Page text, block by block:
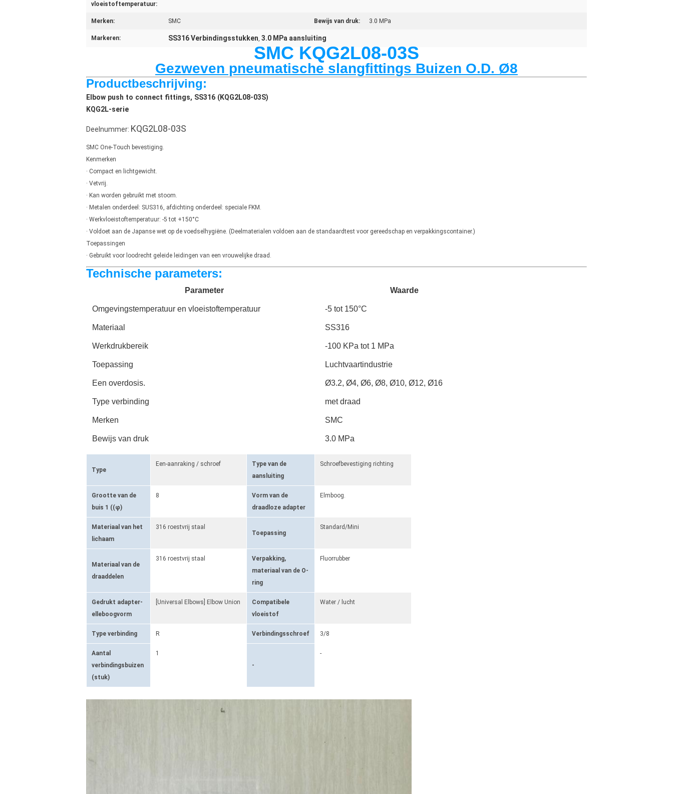
vloeistoftemperatuur:
Merken: SMC Bewijs van druk: 3.0 MPa
Markeren: SS316 Verbindingsstukken, 3.0 MPa aansluiting
SMC KQG2L08-03S
Gezweven pneumatische slangfittings Buizen O.D. Ø8
Productbeschrijving:
Elbow push to connect fittings, SS316 (KQG2L08-03S)
KQG2L-serie
Deelnummer: KQG2L08-03S
SMC One-Touch bevestiging.
Kenmerken
· Compact en lichtgewicht.
· Vetvrij.
· Kan worden gebruikt met stoom.
· Metalen onderdeel: SUS316, afdichting onderdeel: speciale FKM.
· Werkvloeistoftemperatuur: -5 tot +150°C
· Voldoet aan de Japanse wet op de voedselhygiëne. (Deelmaterialen voldoen aan de standaardtest voor gereedschap en verpakkingscontainer.)
Toepassingen
· Gebruikt voor loodrecht geleide leidingen van een vrouwelijke draad.
Technische parameters:
Parameter Waarde
Omgevingstemperatuur en vloeistoftemperatuur -5 tot 150°C
Materiaal SS316
Werkdrukbereik -100 KPa tot 1 MPa
Toepassing Luchtvaartindustrie
Een overdosis. Ø3.2, Ø4, Ø6, Ø8, Ø10, Ø12, Ø16
Type verbinding met draad
Merken SMC
Bewijs van druk 3.0 MPa
Type
Een-aanraking / schroef
Type van de
aansluiting
Schroefbevestiging richting
Grootte van de
buis 1 ((φ)
8
Vorm van de
draadloze adapter
Elmboog.
Materiaal van het
lichaam
316 roestvrij staal
Toepassing
Standard/Mini
Materiaal van de
draaddelen
316 roestvrij staal
Verpakking,
materiaal van de O-
ring
Fluorrubber
Gedrukt adapter-
elleboogvorm
[Universal Elbows] Elbow Union
Compatibele
vloeistof
Water / lucht
Type verbinding R Verbindingsschroef 3/8
Aantal
verbindingsbuizen
(stuk)
1
-
-